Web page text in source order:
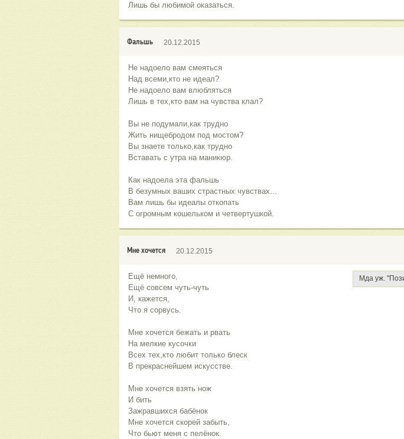
Лишь бы любимой оказаться.
Фальшь 20.12.2015
Не надоело вам смеяться
Над всеми,кто не идеал?
Не надоело вам влюбляться
Лишь в тех,кто вам на чувства клал?
Вы не подумали,как трудно
Жить нищебродом под мостом?
Вы знаете только,как трудно
Вставать с утра на маникюр.
Как надоела эта фальшь
В безумных ваших страстных чувствах...
Вам лишь бы идеалы откопать
С огромным кошельком и четвертушкой.
Мне хочется 20.12.2015
Ещё немного,
Ещё совсем чуть-чуть
И, кажется,
Что я сорвусь.
Мне хочется бежать и рвать
На мелкие кусочки
Всех тех,кто любит только блеск
В прекраснейшем искусстве.
Мне хочется взять нож
И бить
Зажравшихся бабёнок
Мне хочется скорей забыть,
Что бьют меня с пелёнок.
Мда уж.